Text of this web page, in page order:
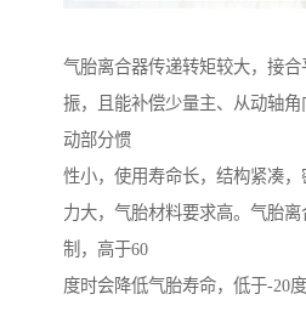
气胎离合器传递转矩较大，接
振，且能补偿少量主、从动轴
动部分惯
性小，使用寿命长，结构紧凑
力大，气胎材料要求高。气胎
制，高于60
度时会降低气胎寿命，低于-20